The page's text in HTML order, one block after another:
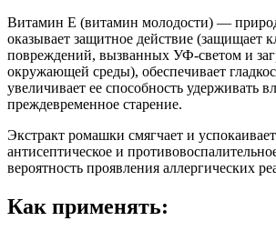
Витамин Е (витамин молодости) —
оказывает защитное действие (защищает
повреждений, вызванных УФ-светом и
окружающей среды), обеспечивает
увеличивает ее способность удерживать
преждевременное старение.
Экстракт ромашки смягчает и
антисептическое и
вероятность проявления аллергических
Как применять: